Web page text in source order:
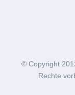
© Copyright
Rechte